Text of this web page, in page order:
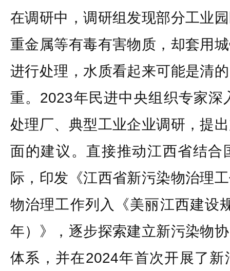
在调研中，调研组发现部分工业
重金属等有毒有害物质，却套用
进行处理，水质看起来可能是清
重。2023年民进中央组织专家深
处理厂、典型工业企业调研，提
面的建议。直接推动江西省结合
际，印发《江西省新污染物治理
物治理工作列入《美丽江西建设
年）》，逐步探索建立新污染物
体系，并在2024年首次开展了